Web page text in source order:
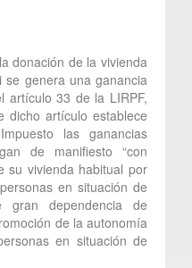
donación de la vivienda
genera una ganancia
artículo 33 de la LIRPF,
artículo establece
las ganancias
de manifiesto “con
su vivienda habitual por
en situación de
gran dependencia de
de la autonomía
en situación de